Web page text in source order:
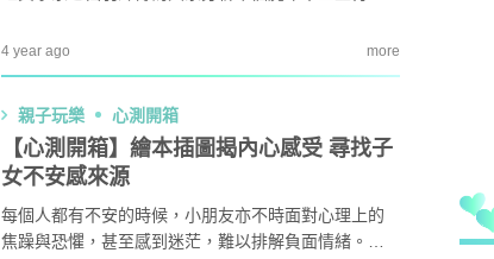
D MIND & THE PRINCE
更多作家
龍、蛇運程，爸媽不妨參考。
4 year ago more
親子玩樂 心測開箱
【心測開箱】繪本插圖揭內心感受 尋找子
女不安感來源
每個人都有不安的時候，小朋友亦不時面對心理上的
焦躁與恐懼，甚至感到迷茫，難以排解負面情緒。爸